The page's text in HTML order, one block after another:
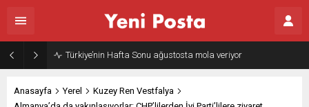
Türkiye’nin Hafta Sonu ağustosta mola veriyor
Anasayfa Yerel
Kuzey Ren Vestfalya